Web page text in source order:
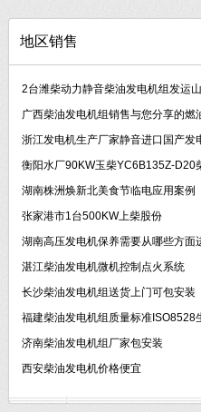
地区销售
2台潍柴动力静音柴油发电机组发运
广西柴油发电机组销售与您分享的燃
浙江发电机生产厂家静音进口国产发
衡阳水厂90KW玉柴YC6B135Z-D20
湖南株洲焕新北美食节临电应用案例
张家港市1台500KW上柴股份
湖南高压发电机保养需要从哪些方面
湛江柴油发电机微机控制点火系统
长沙柴油发电机组送货上门可包安装
福建柴油发电机组质量标准ISO8528
济南柴油发电机组厂家包安装
西安柴油发电机价格便宜